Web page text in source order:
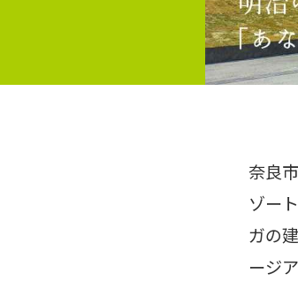
奈良
ゾー
ガの
ージ